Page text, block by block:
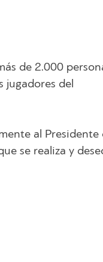
de 2.000
jugadores del
al Presidente
se realiza y